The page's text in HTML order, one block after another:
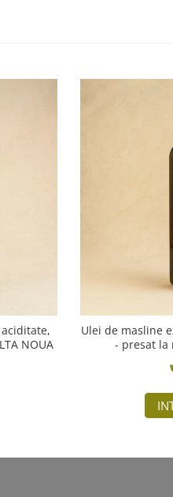
NOUA
Ulei de masline
- presat la